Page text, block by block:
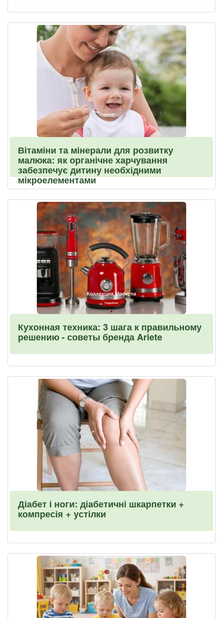
Вітаміни та мінерали для розвитку
малюка: як органічне харчування
забезпечує дитину необхідними
мікроелементами
Кухонная техника: 3 шага к правильному
решению - советы бренда Ariete
Діабет і ноги: діабетичні шкарпетки +
компресія + устілки